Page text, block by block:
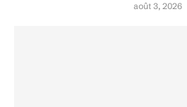
août 3, 2026